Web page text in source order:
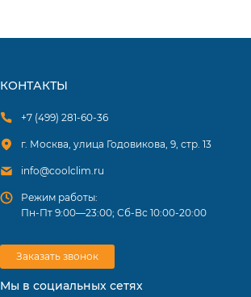
КОНТАКТЫ
+7 (499) 281-60-36
г. Москва, улица Годовикова, 9, стр. 13
info@coolclim.ru
Режим работы:
Пн-Пт 9:00—23:00; Сб-Вс 10:00-20:00
Заказать звонок
Мы в социальных сетях